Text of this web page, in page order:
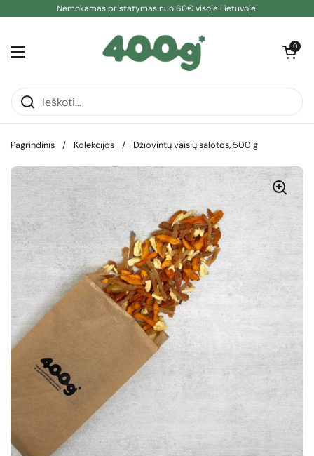
Pereiti prie turinioNemokamas pristatymas nuo 60€ visoje Lietuvoje!
Atidaryti meniu
Atidaryti
0
Pagrindinis / Kolekcijos / Džiovintų vaisių salotos, 500 g